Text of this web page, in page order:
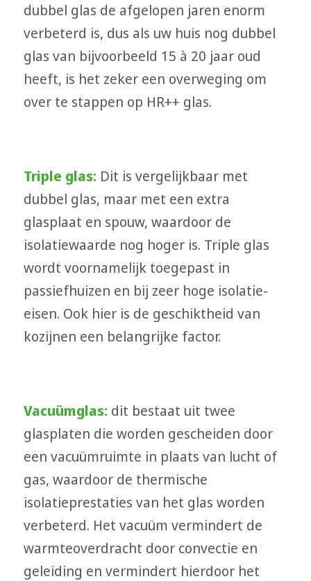
dubbel glas de afgelopen jaren enorm
verbeterd is, dus als uw huis nog dubbel
glas van bijvoorbeeld 15 à 20 jaar oud
heeft, is het zeker een overweging om
over te stappen op HR++ glas.
Triple glas:Dit is vergelijkbaar met
dubbel glas, maar met een extra
glasplaat en spouw, waardoor de
isolatiewaarde nog hoger is. Triple glas
wordt voornamelijk toegepast in
passiefhuizen en bij zeer hoge isolatie-
eisen. Ook hier is de geschiktheid van
kozijnen een belangrijke factor.
Vacuümglas:dit bestaat uit twee
glasplaten die worden gescheiden door
een vacuümruimte in plaats van lucht of
gas, waardoor de thermische
isolatieprestaties van het glas worden
verbeterd. Het vacuüm vermindert de
warmteoverdracht door convectie en
geleiding en vermindert hierdoor het